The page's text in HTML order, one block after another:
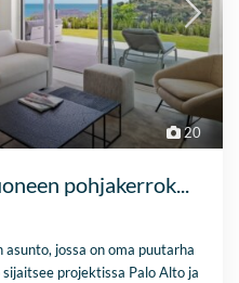
20
pohjakerrok...
jossa on oma puutarha
projektissa Palo Alto ja